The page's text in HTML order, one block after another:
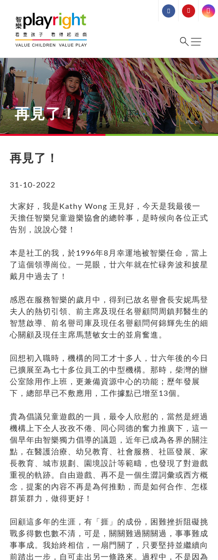
content
再見了！
再見了！
31-10-2022
大家好，我是Kathy Wong 王見好，今天是我最後一
天擔任智樂兒童遊樂協會的總幹事，是時候向各位正式
告別，說說心聲！
本是社工的我，於1996年8月幸運地被智樂任命，當上
了這個領導崗位。一晃眼，廿六年就在忙碌奔波和披星
戴月中過去了！
感恩在服務智樂的歲月中，得到已故名譽會長安妮馬登
夫人的熱切引領、前主席及現任名譽顧問周鎮邦醫生的
智慧啟導、前名譽司庫及現任名譽顧問何錦輝先生的細
心關顧及現任主席馬慧敏女士的並肩奮進。
回想初入職時，機構的同工才十多人，廿六年後的今日
已擴展至為七十多位員工的中型機構。那時，柴灣的辦
公室除用作上班，更兼備資源中心的功能；歷年發展
下，總部早已不敷應用，工作據點已增至13個。
貴為倡議兒童遊戲的一員，最令人欣慰的，當然是經過
機構上下仝人孜孜不倦、同心同德的奮力推廣下，這一
個早年由智樂獨力倡導的議題，近年已成為各界的關注
點，在醫護治療、幼兒教育、社會服務、社區發展、家
長教育、城市規劃、園境設計等範疇，也發現了對遊戲
重視的軌跡。自由遊戲、再不是一個生澀詞彙或西方概
念，提案的內容不再是為何推動，而是如何合作、怎樣
群策群力，做得更好！
回顧這多年的生涯，有「捱」的成份，困難挫折阻礙挑
戰多得數也數不清，可是，關關難過關關過，事事難成
事事成。我始終相信，一扇門關了，只要堅持並繼續向
前踏出一步，自可走出另一條路來。過程中，不是因為